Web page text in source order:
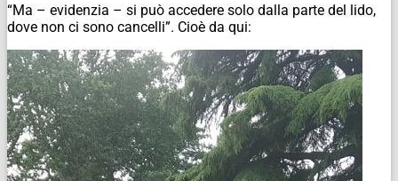
“Ma – evidenzia – si può accedere solo dalla parte del lido,
dove non ci sono cancelli”. Cioè da qui: